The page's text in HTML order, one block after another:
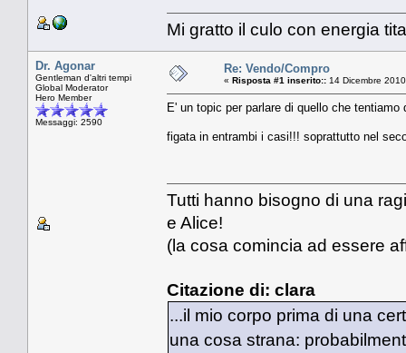
Mi gratto il culo con energia
Dr. Agonar
Gentleman d'altri tempi
Global Moderator
Hero Member
Messaggi: 2590
Re: Vendo/Compro
« Risposta #1 inserito:: 14 Dicembre
E' un topic per parlare di quello che
figata in entrambi i casi!!! soprattutto nel
Tutti hanno bisogno di una
e Alice!
(la cosa comincia ad essere
Citazione di: clara
...il mio corpo prima di una
una cosa strana: